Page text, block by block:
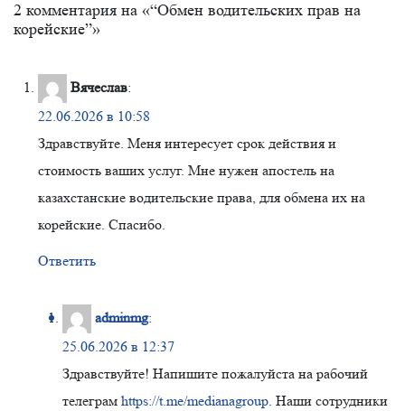
2 комментария на «“Обмен водительских прав на
корейские”»
Вячеслав:
22.06.2026 в 10:58
Здравствуйте. Меня интересует срок действия и
стоимость ваших услуг. Мне нужен апостель на
казахстанские водительские права, для обмена их на
корейские. Спасибо.
Ответить
adminmg:
25.06.2026 в 12:37
Здравствуйте! Напишите пожалуйста на рабочий
телеграм https://t.me/medianagroup. Наши сотрудники